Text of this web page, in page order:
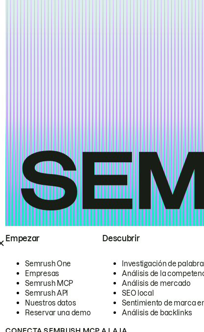
Empezar
Semrush One
Empresas
Semrush MCP
Semrush API
Nuestros datos
Reservar una demo
Descubrir
Investigación de
Análisis de la
Análisis de mercado
SEO local
Sentimiento de marca
Análisis de backlinks